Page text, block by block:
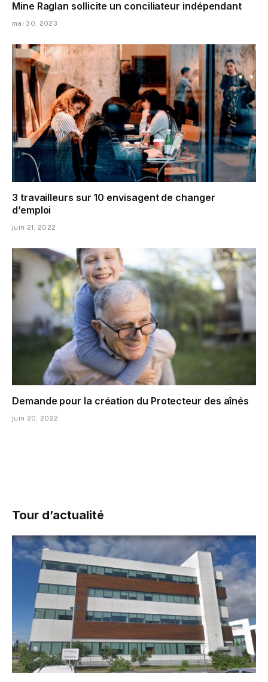
Mine Raglan sollicite un conciliateur indépendant
mai 30, 2023
3 travailleurs sur 10 envisagent de changer
d’emploi
juin 21, 2022
Demande pour la création du Protecteur des aînés
juin 20, 2022
Tour d’actualité